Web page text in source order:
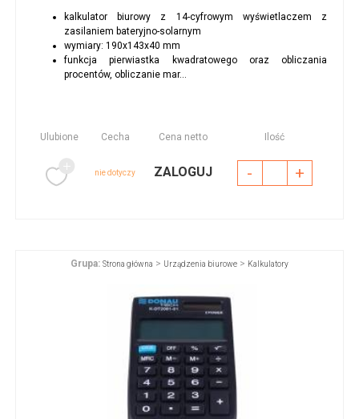
kalkulator biurowy z 14-cyfrowym wyświetlaczem z
zasilaniem bateryjno-solarnym
wymiary: 190x143x40 mm
funkcja pierwiastka kwadratowego oraz obliczania
procentów, obliczanie mar...
Ulubione Cecha Cena netto Ilość
nie dotyczy ZALOGUJ - +
Grupa: Strona główna > Urządzenia biurowe > Kalkulatory